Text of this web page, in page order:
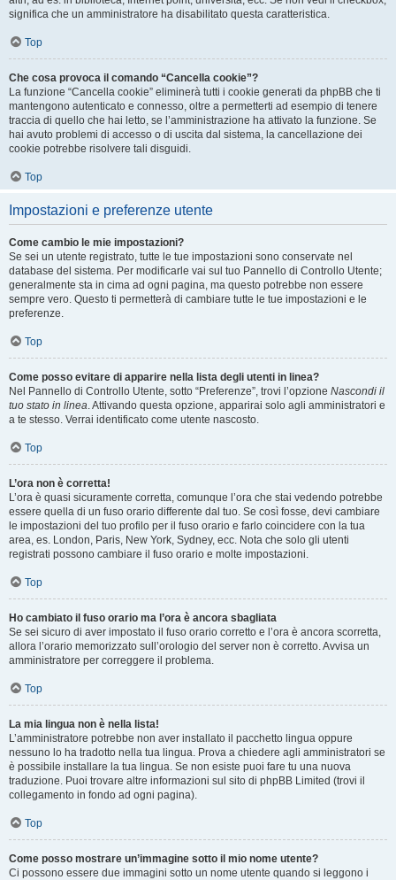
significa che un amministratore ha disabilitato questa caratteristica.
Top
Che cosa provoca il comando “Cancella cookie”?
La funzione “Cancella cookie” eliminerà tutti i cookie generati da phpBB che ti
mantengono autenticato e connesso, oltre a permetterti ad esempio di tenere
traccia di quello che hai letto, se l’amministrazione ha attivato la funzione. Se
hai avuto problemi di accesso o di uscita dal sistema, la cancellazione dei
cookie potrebbe risolvere tali disguidi.
Top
Impostazioni e preferenze utente
Come cambio le mie impostazioni?
Se sei un utente registrato, tutte le tue impostazioni sono conservate nel
database del sistema. Per modificarle vai sul tuo Pannello di Controllo Utente;
generalmente sta in cima ad ogni pagina, ma questo potrebbe non essere
sempre vero. Questo ti permetterà di cambiare tutte le tue impostazioni e le
preferenze.
Top
Come posso evitare di apparire nella lista degli utenti in linea?
Nel Pannello di Controllo Utente, sotto “Preferenze”, trovi l’opzione Nascondi il
tuo stato in linea. Attivando questa opzione, apparirai solo agli amministratori e
a te stesso. Verrai identificato come utente nascosto.
Top
L’ora non è corretta!
L’ora è quasi sicuramente corretta, comunque l’ora che stai vedendo potrebbe
essere quella di un fuso orario differente dal tuo. Se così fosse, devi cambiare
le impostazioni del tuo profilo per il fuso orario e farlo coincidere con la tua
area, es. London, Paris, New York, Sydney, ecc. Nota che solo gli utenti
registrati possono cambiare il fuso orario e molte impostazioni.
Top
Ho cambiato il fuso orario ma l’ora è ancora sbagliata
Se sei sicuro di aver impostato il fuso orario corretto e l’ora è ancora scorretta,
allora l’orario memorizzato sull’orologio del server non è corretto. Avvisa un
amministratore per correggere il problema.
Top
La mia lingua non è nella lista!
L’amministratore potrebbe non aver installato il pacchetto lingua oppure
nessuno lo ha tradotto nella tua lingua. Prova a chiedere agli amministratori se
è possibile installare la tua lingua. Se non esiste puoi fare tu una nuova
traduzione. Puoi trovare altre informazioni sul sito di phpBB Limited (trovi il
collegamento in fondo ad ogni pagina).
Top
Come posso mostrare un’immagine sotto il mio nome utente?
Ci possono essere due immagini sotto un nome utente quando si leggono i